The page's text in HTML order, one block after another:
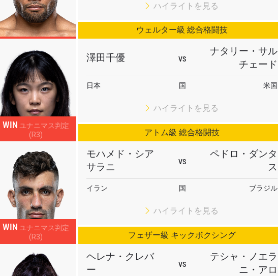
ウェルター級 総合格闘技
ハイライトを見る
アトム級 総合格闘技
WIN ユナニマス判定
(R3)
澤田千優 VS
ナタリー・サル
チェード
日本 国 米国
ハイライトを見る
フェザー級 キックボクシング
WIN ユナニマス判定
(R3)
モハメド・シア
サラニ
VS
ペドロ・ダンタ
ス
イラン 国 ブラジル
ハイライトを見る
ヘレナ・クレバ
ー
VS
テシャ・ノエラ
ニ・アロ